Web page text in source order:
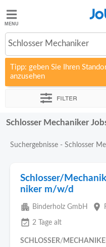
Jobted
Jobs
Gehalt
Schlosser Mechaniker
Tipp: geben Sie Ihren
anzusehen
Filter
Sortieren nach
Schlosser Mechaniker
Suchergebnisse - Schlosser
Schlosser/
niker m/w/d
apartment Binderholz GmbH place
event_available 2 Tage alt
SCHLOSSER/